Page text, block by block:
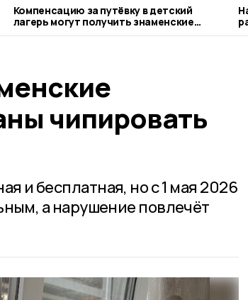
Компенсацию за путёвку в детский
лагерь могут получить знаменские
родители
чипировать
и бесплатная, но с 1 мая 2026
а нарушение повлечёт